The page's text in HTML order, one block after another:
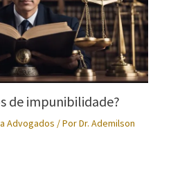
de impunibilidade?
Advogados / PorDr. Ademilson